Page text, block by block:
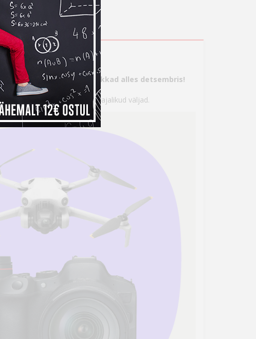
kätte, aga maksma hakkad alles detsembris!
ning seejärel täita kõik vajalikud väljad.